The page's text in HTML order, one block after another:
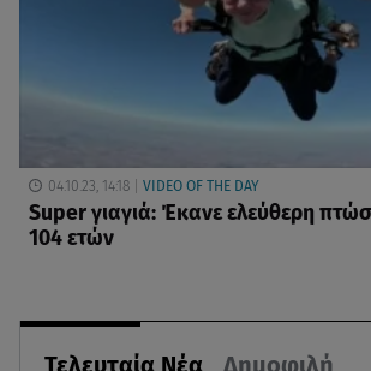
Τελευταία Νέα Δημοφιλή
04.10.23, 14:18 VIDEO OF THE DAY
Super γιαγιά: Έκανε ελεύθερη
104 ετών